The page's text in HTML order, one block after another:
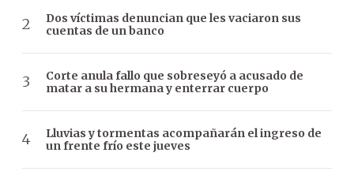
Dos víctimas denuncian que les vaciaron sus
cuentas de un banco
Corte anula fallo que sobreseyó a acusado de
matar a su hermana y enterrar cuerpo
Lluvias y tormentas acompañarán el ingreso de
un frente frío este jueves